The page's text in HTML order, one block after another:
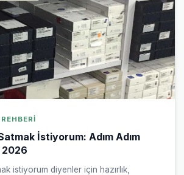
İstiyorum: Adım Adım
2026
istiyorum diyenler için hazırlık,